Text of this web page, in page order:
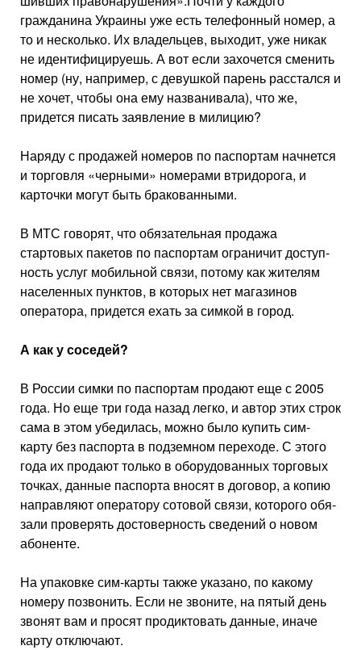
гражданина Украины уже есть телефонный номер, а
то и несколько. Их владельцев, выходит, уже никак
не идентифици­руешь. А вот если захочется сменить
номер (ну, например, с девушкой парень расстался и
не хо­чет, чтобы она ему названивала), что же,
придется писать заявление в милицию?
Наряду с продажей номеров по паспортам начнется
и торговля «черными» номерами втридорога, и
карточки могут быть бракован­ными.
В МТС говорят, что обязательная продажа
стартовых пакетов по паспортам ограничит доступ­
ность услуг мобильной связи, потому как жителям
населенных пунктов, в которых нет магазинов
оператора, придется ехать за симкой в город.
А как у соседей?
В России симки по паспортам продают еще с 2005
года. Но еще три года назад легко, и автор этих строк
сама в этом убедилась, можно было купить сим-
карту без паспорта в под­земном переходе. С этого
года их продают только в оборудо­ванных торговых
точках, дан­ные паспорта вносят в договор, а копию
направляют оператору сотовой связи, которого обя­
зали проверять достоверность сведений о новом
абоненте.
На упаковке сим-карты также указано, по какому
номеру позвонить. Если не звоните, на пятый день
звонят вам и просят продиктовать данные, иначе
карту отключают.